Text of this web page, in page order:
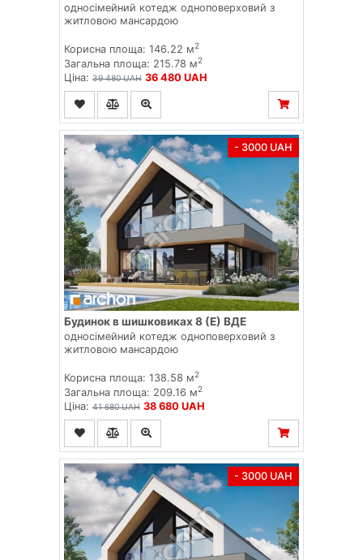
односімейний котедж одноповерховий з
житловою мансардою
Корисна площа: 146.22 м2
Загальна площа: 215.78 м2
Ціна: 39 480 UAH 36 480 UAH
- 3000 UAH
Будинок в шишковиках 8 (E) ВДЕ
односімейний котедж одноповерховий з
житловою мансардою
Корисна площа: 138.58 м2
Загальна площа: 209.16 м2
Ціна: 41 680 UAH 38 680 UAH
- 3000 UAH